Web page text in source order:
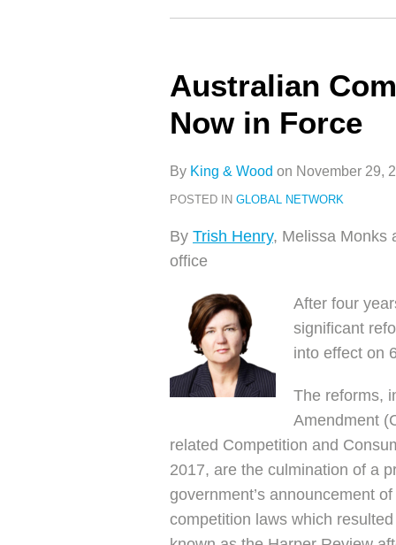
Australian
Now in Force
By King & Wood on November 29,
POSTED IN GLOBAL NETWORK
By Trish Henry, Melissa Monks
office
After four
significant
into effect on
The reforms,
Amendment
related Competition and
2017, are the culmination of a
government’s announcement of
competition laws which
Australian
Law
Now
in
Force